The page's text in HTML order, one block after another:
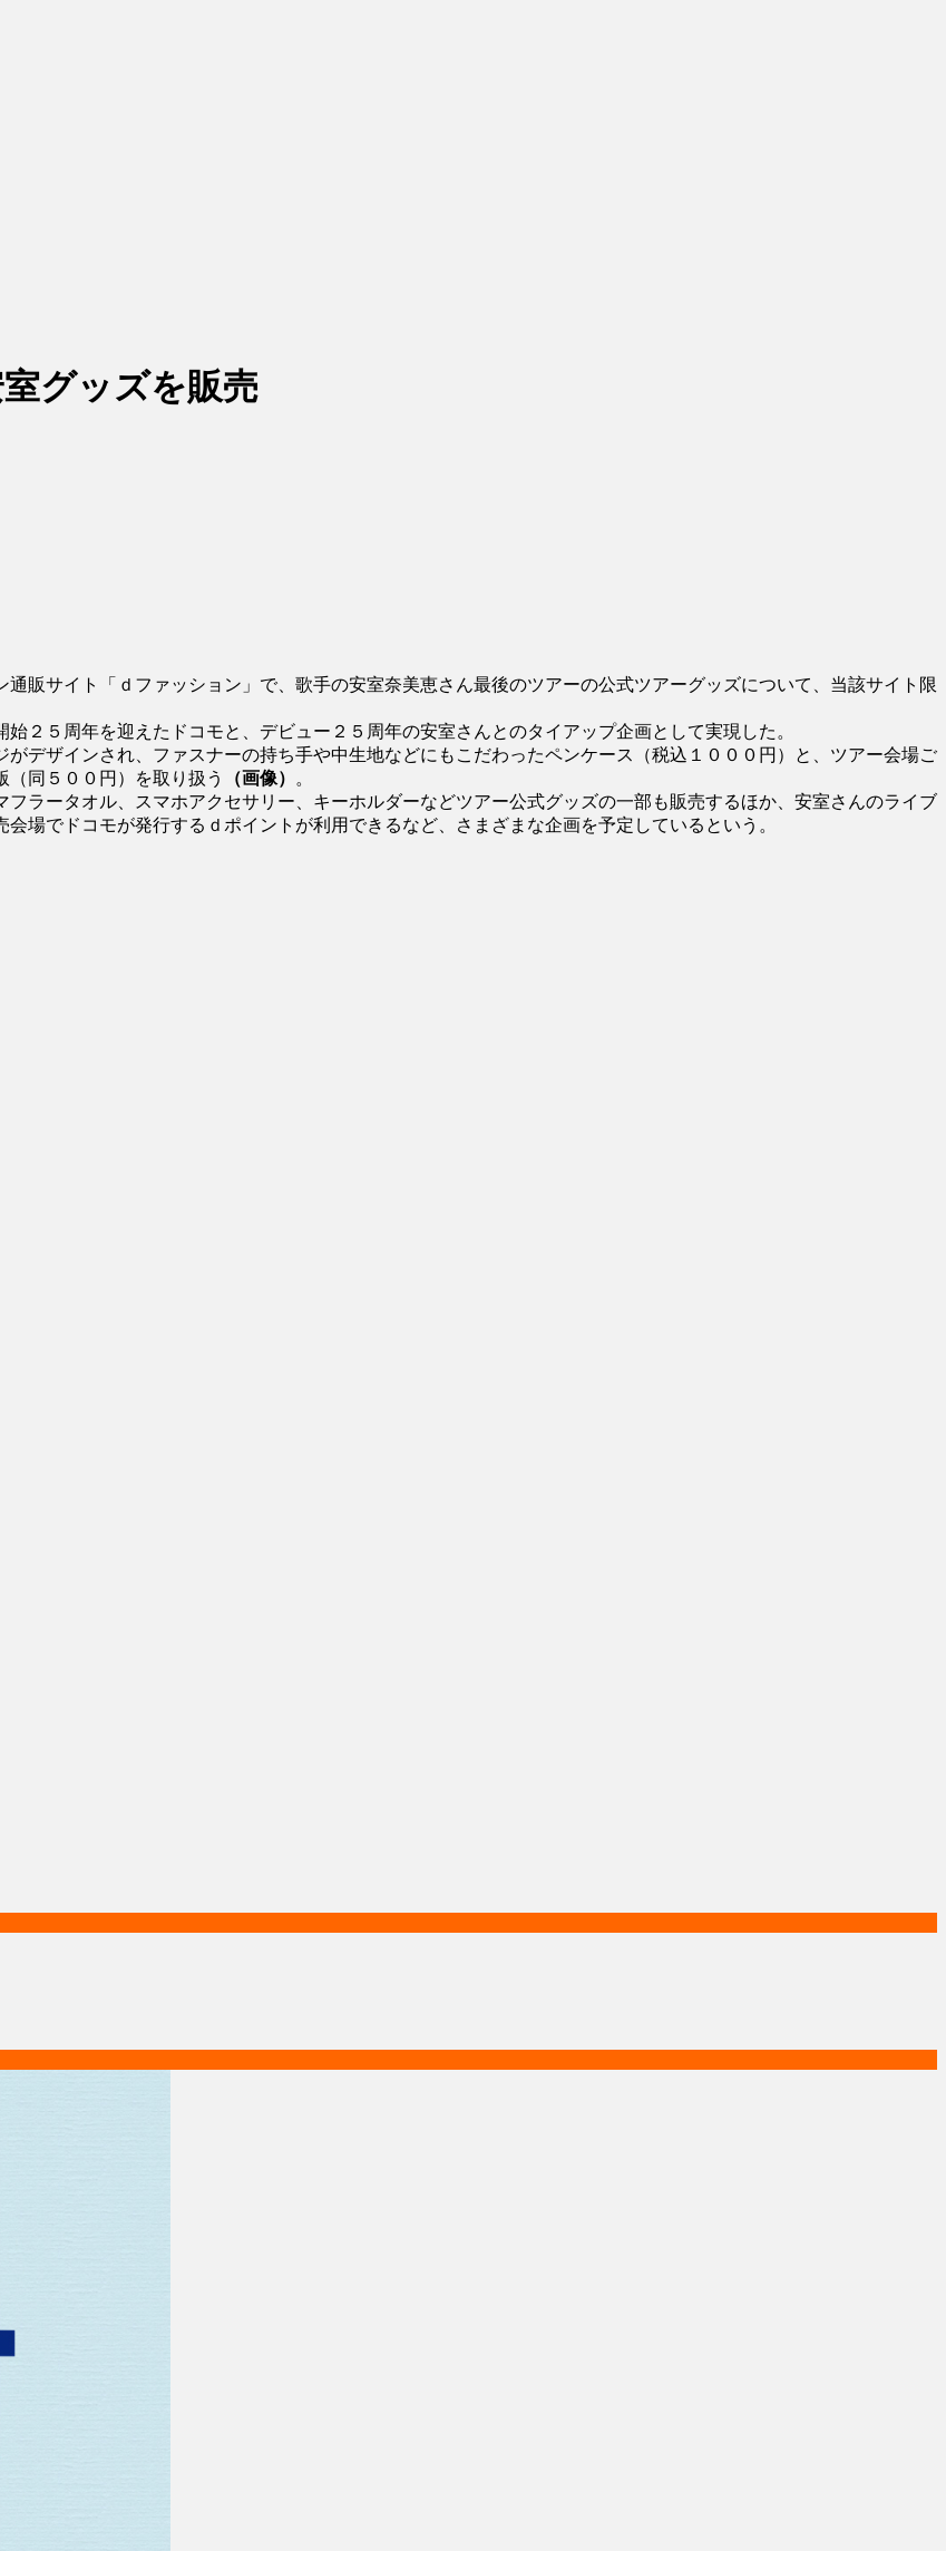
グッズを販売
販サイト「ｄファッション」で、歌手の安室奈美恵さん最後のツアーの公式ツアーグッズについて、当該サイト限
２５周年を迎えたドコモと、デビュー２５周年の安室さんとのタイアップ企画として実現した。
デザインされ、ファスナーの持ち手や中生地などにもこだわったペンケース（税込１０００円）と、ツアー会場ご
同５００円）を取り扱う
（画像）
。
ラータオル、スマホアクセサリー、キーホルダーなどツアー公式グッズの一部も販売するほか、安室さんのライブ
場でドコモが発行するｄポイントが利用できるなど、さまざまな企画を予定しているという。